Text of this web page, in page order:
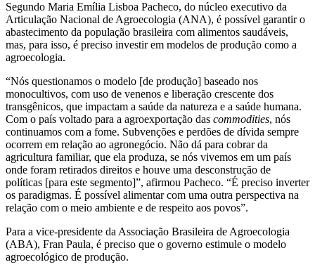
Segundo Maria Emília Lisboa Pacheco, do núcleo executivo da
Articulação Nacional de Agroecologia (ANA), é possível garantir o
abastecimento da população brasileira com alimentos saudáveis,
mas, para isso, é preciso investir em modelos de produção como a
agroecologia.
“Nós questionamos o modelo [de produção] baseado nos
monocultivos, com uso de venenos e liberação crescente dos
transgênicos, que impactam a saúde da natureza e a saúde humana.
Com o país voltado para a agroexportação das commodities, nós
continuamos com a fome. Subvenções e perdões de dívida sempre
ocorrem em relação ao agronegócio. Não dá para cobrar da
agricultura familiar, que ela produza, se nós vivemos em um país
onde foram retirados direitos e houve uma desconstrução de
políticas [para este segmento]”, afirmou Pacheco. “É preciso inverter
os paradigmas. É possível alimentar com uma outra perspectiva na
relação com o meio ambiente e de respeito aos povos”.
Para a vice-presidente da Associação Brasileira de Agroecologia
(ABA), Fran Paula, é preciso que o governo estimule o modelo
agroecológico de produção.